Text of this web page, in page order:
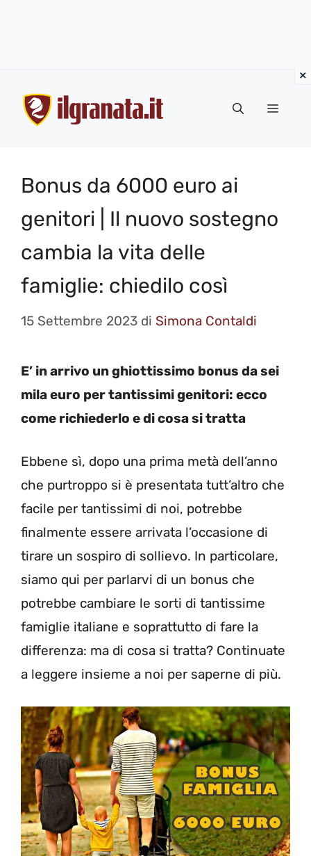
contenuto
Menu
Bonus da 6000 euro ai
genitori | Il nuovo sostegno
cambia la vita delle
famiglie: chiedilo così
15 Settembre 2023 di Simona Contaldi
E’ in arrivo un ghiottissimo bonus da sei
mila euro per tantissimi genitori: ecco
come richiederlo e di cosa si tratta
Ebbene sì, dopo una prima metà dell’anno
che purtroppo si è presentata tutt’altro che
facile per tantissimi di noi, potrebbe
finalmente essere arrivata l’occasione di
tirare un sospiro di sollievo. In particolare,
siamo qui per parlarvi di un bonus che
potrebbe cambiare le sorti di tantissime
famiglie italiane e soprattutto di fare la
differenza: ma di cosa si tratta? Continuate
a leggere insieme a noi per saperne di più.